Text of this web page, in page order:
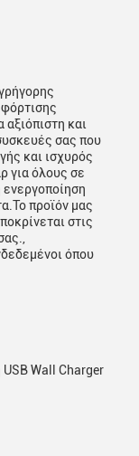
αξιόπιστη και
σας που
και ισχυρός
για όλους σε
προϊόν μας
στις
όπου
Wall Charger